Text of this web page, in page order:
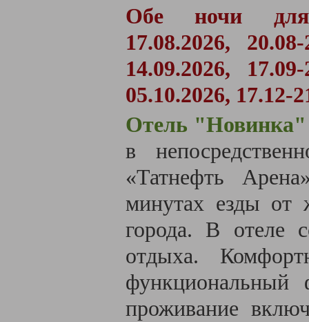
Обе ночи
17.08.2026,
14.09.2026,
05.10.2026, 17.12-
Отель "Новинка"
в
«Татнефть
минутах езды от
города. В отеле
отдыха.
проживание